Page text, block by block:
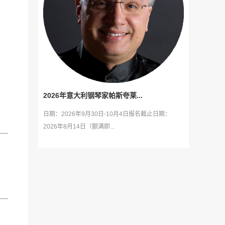
2026年意大利钢琴家帕斯夸莱...
日期：2026年9月30日-10月4日报名截止日期：
2026年8月14日（额满即...